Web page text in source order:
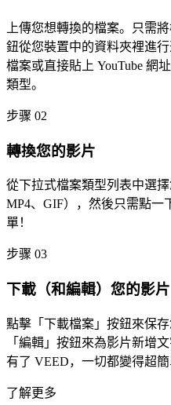
上傳您想轉換的檔案。只需
鈕從您裝置中的資料夾裡進
檔案或直接貼上 YouTube 網
類型。
步骤 02
轉換您的影片
從下拉式檔案類型列表中選
MP4、GIF），然後只需點一
單！
步骤 03
下載（和編輯）您的影片
點擊「下載檔案」按鈕來保
「編輯」按鈕來為影片新增
有了 VEED，一切都變得超簡
了解更多